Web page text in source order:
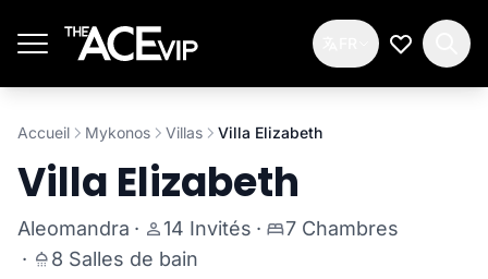
Ma Liste
Accueil Mykonos Villas Villa Elizabeth
Villa Elizabeth
Aleomandra · 14 Invités ·
7 Chambres
·
8 Salles de bain